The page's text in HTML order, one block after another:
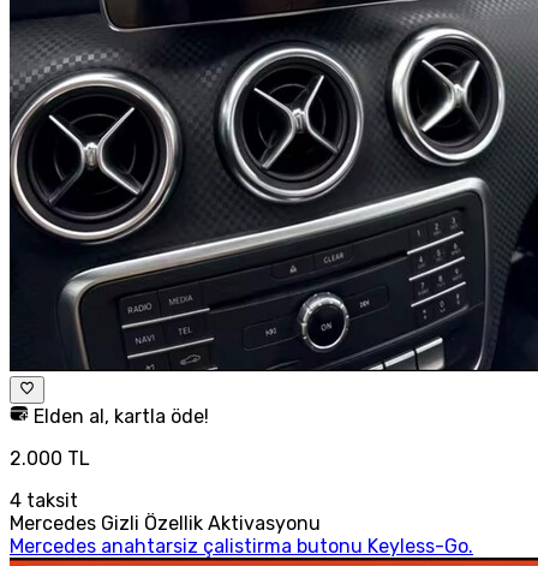
Elden al, kartla öde!
2.000 TL
4 taksit
Mercedes Gizli Özellik Aktivasyonu
Mercedes anahtarsiz çalistirma butonu Keyless-Go.